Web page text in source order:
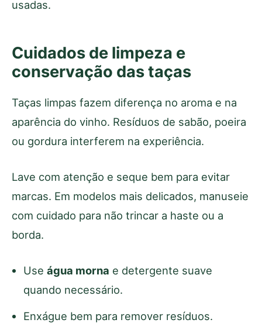
usadas.
Cuidados de limpeza e
conservação das taças
Taças limpas fazem diferença no aroma e na
aparência do vinho. Resíduos de sabão, poeira
ou gordura interferem na experiência.
Lave com atenção e seque bem para evitar
marcas. Em modelos mais delicados, manuseie
com cuidado para não trincar a haste ou a
borda.
Use água morna e detergente suave
quando necessário.
Enxágue bem para remover resíduos.